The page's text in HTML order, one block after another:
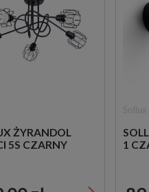
ŻYRANDOL
5S CZARNY
1